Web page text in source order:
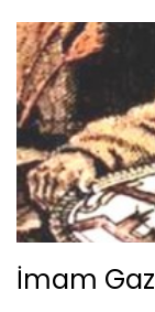
İmam